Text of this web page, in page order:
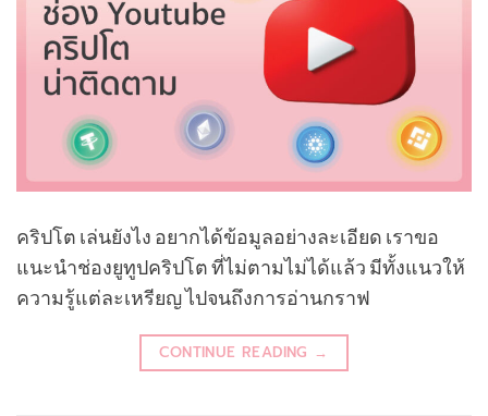
คริปโต เล่นยังไง อยากได้ข้อมูลอย่างละเอียด เราขอ
แนะนำช่องยูทูปคริปโต ที่ไม่ตามไม่ได้แล้ว มีทั้งแนวให้
ความรู้แต่ละเหรียญ ไปจนถึงการอ่านกราฟ
CONTINUE READING →